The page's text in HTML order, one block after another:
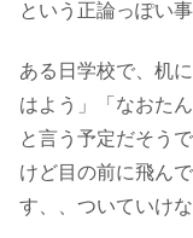
という正論っぽい
ある日学校で、机
はよう」「なおた
と言う予定だそうで
けど目の前に飛ん
す、、ついていけ